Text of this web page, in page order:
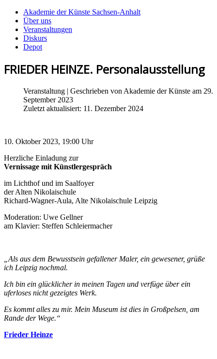
Akademie der Künste Sachsen-Anhalt
Über uns
Veranstaltungen
Diskurs
Depot
FRIEDER HEINZE. Personalausstellung
Veranstaltung | Geschrieben von Akademie der Künste am 29.
September 2023
Zuletzt aktualisiert: 11. Dezember 2024
10. Oktober 2023, 19:00 Uhr
Herzliche Einladung zur
Vernissage mit Künstlergespräch
im Lichthof und im Saalfoyer
der Alten Nikolaischule
Richard-Wagner-Aula, Alte Nikolaischule Leipzig
Moderation: Uwe Gellner
am Klavier: Steffen Schleiermacher
„Als aus dem Bewusstsein gefallener Maler, ein gewesener, grüße
ich Leipzig nochmal.
Ich bin ein glücklicher in meinen Tagen und verfüge über ein
uferloses nicht gezeigtes Werk.
Es kommt alles zu mir. Mein Museum ist dies in Großpelsen, am
Rande der Wege.“
Frieder Heinze